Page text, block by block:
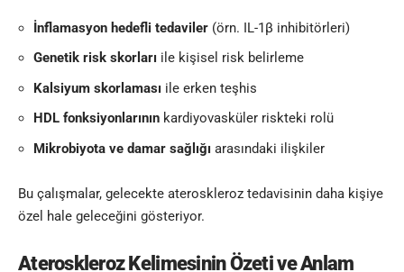
İnflamasyon hedefli tedaviler (örn. IL-1β inhibitörleri)
Genetik risk skorları ile kişisel risk belirleme
Kalsiyum skorlaması ile erken teşhis
HDL fonksiyonlarının kardiyovasküler riskteki rolü
Mikrobiyota ve damar sağlığı arasındaki ilişkiler
Bu çalışmalar, gelecekte ateroskleroz tedavisinin daha kişiye
özel hale geleceğini gösteriyor.
Ateroskleroz KelimesininÖzeti ve Anlam